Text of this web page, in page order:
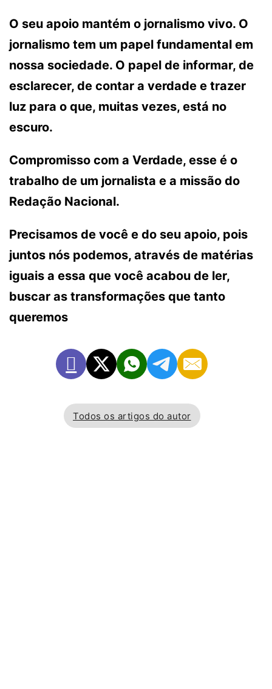
O seu apoio mantém o jornalismo vivo. O
jornalismo tem um papel fundamental em
nossa sociedade. O papel de informar, de
esclarecer, de contar a verdade e trazer
luz para o que, muitas vezes, está no
escuro.
Compromisso com a Verdade, esse é o
trabalho de um jornalista e a missão do
Redação Nacional.
Precisamos de você e do seu apoio, pois
juntos nós podemos, através de matérias
iguais a essa que você acabou de ler,
buscar as transformações que tanto
queremos
Todos os artigos do autor